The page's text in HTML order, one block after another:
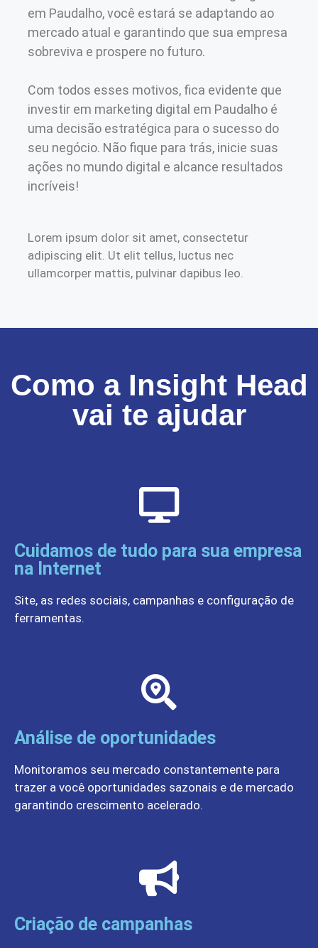
em Paudalho, você estará se adaptando ao
mercado atual e garantindo que sua empresa
sobreviva e prospere no futuro.
Com todos esses motivos, fica evidente que
investir em marketing digital em Paudalho é
uma decisão estratégica para o sucesso do
seu negócio. Não fique para trás, inicie suas
ações no mundo digital e alcance resultados
incríveis!
Lorem ipsum dolor sit amet, consectetur
adipiscing elit. Ut elit tellus, luctus nec
ullamcorper mattis, pulvinar dapibus leo.
Como a Insight Head
vai te ajudar
Cuidamos de tudo para sua empresa
na Internet
Site, as redes sociais, campanhas e configuração de
ferramentas.
Análise de oportunidades
Monitoramos seu mercado constantemente para
trazer a você oportunidades sazonais e de mercado
garantindo crescimento acelerado.
Criação de campanhas